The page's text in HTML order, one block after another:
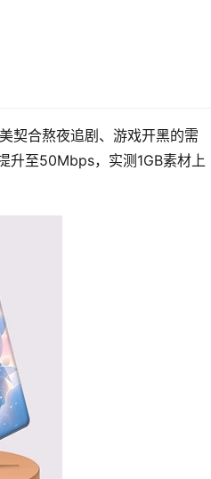
契合熬夜追剧、游戏开黑的需
升至50Mbps，实测1GB素材上